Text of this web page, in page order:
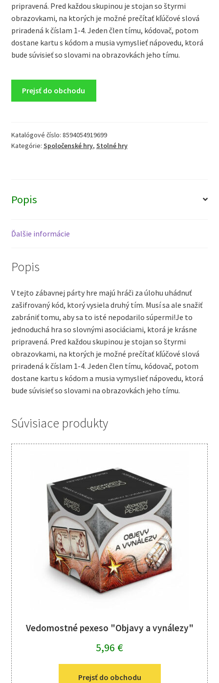
pripravená. Pred každou skupinou je stojan so štyrmi
obrazovkami, na ktorých je možné prečítať kľúčové slová
priradená k číslam 1-4. Jeden člen tímu, kódovač, potom
dostane kartu s kódom a musia vymyslieť nápovedu, ktorá
bude súvisieť so slovami na obrazovkách jeho tímu.
Prejsť do obchodu
Katalógové číslo: 8594054919699
Kategórie: Spoločenské hry, Stolné hry
Popis
Ďalšie informácie
Popis
V tejto zábavnej párty hre majú hráči za úlohu uhádnuť
zašifrovaný kód, ktorý vysiela druhý tím. Musí sa ale snažiť
zabrániť tomu, aby sa to isté nepodarilo súpermi!Je to
jednoduchá hra so slovnými asociáciami, ktorá je krásne
pripravená. Pred každou skupinou je stojan so štyrmi
obrazovkami, na ktorých je možné prečítať kľúčové slová
priradená k číslam 1-4. Jeden člen tímu, kódovač, potom
dostane kartu s kódom a musia vymyslieť nápovedu, ktorá
bude súvisieť so slovami na obrazovkách jeho tímu.
Súvisiace produkty
Vedomostné pexeso "Objavy a vynálezy"
5,96 €
Prejsť do obchodu